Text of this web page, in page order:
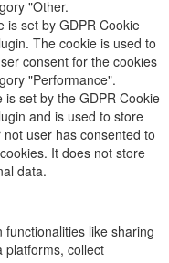
"Other.
is set by GDPR Cookie
The cookie is used to
consent for the cookies
"Performance".
is set by the GDPR Cookie
and is used to store
user has consented to
It does not store
data.
like sharing
platforms, collect